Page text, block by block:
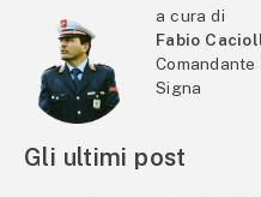
a cura di
Fabio
Signa
Gli ultimi post